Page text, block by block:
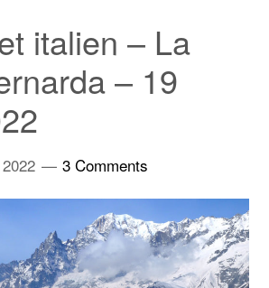
italien – La
– 19
3 Comments